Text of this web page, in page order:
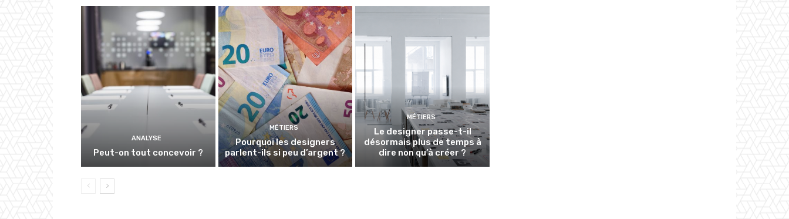
ANALYSE
Peut-on tout concevoir ?
MÉTIERS
Pourquoi les designers
parlent-ils si peu d’argent ?
MÉTIERS
Le designer passe-t-il
désormais plus de temps à
dire non qu’à créer ?